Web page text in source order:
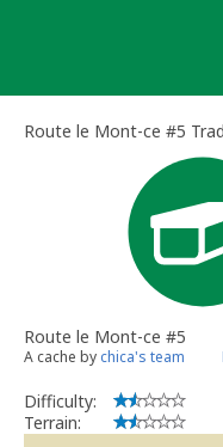
Route le Mont-ce #5
Route le Mont-ce #5
A cache by chica's team
Difficulty:
Terrain: